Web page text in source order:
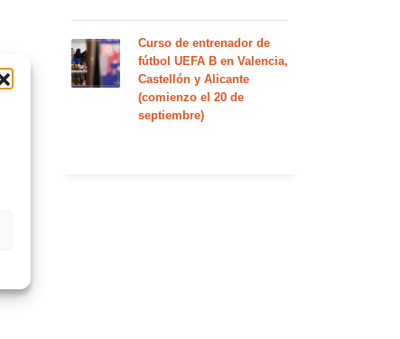
Curso de entrenador de
fútbol UEFA B en Valencia,
Castellón y Alicante
(comienzo el 20 de
septiembre)